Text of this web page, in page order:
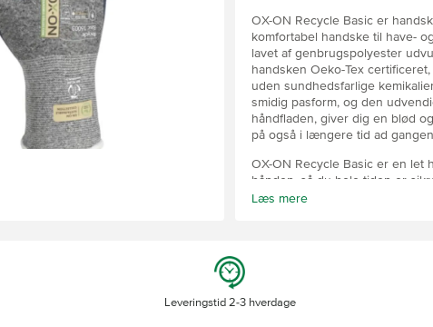
OX-ON Recycle Basic er
komfortabel handske til have-
lavet af genbrugspolyester
handsken Oeko-Tex
uden sundhedsfarlige
smidig pasform, og den
håndfladen, giver dig en blød
på også i længere tid ad
OX-ON Recycle Basic er en
hånden, så du hele tiden er
anvendelig for dig, der fx løfter
Læs mere
Leveringstid 2-3 hverdage